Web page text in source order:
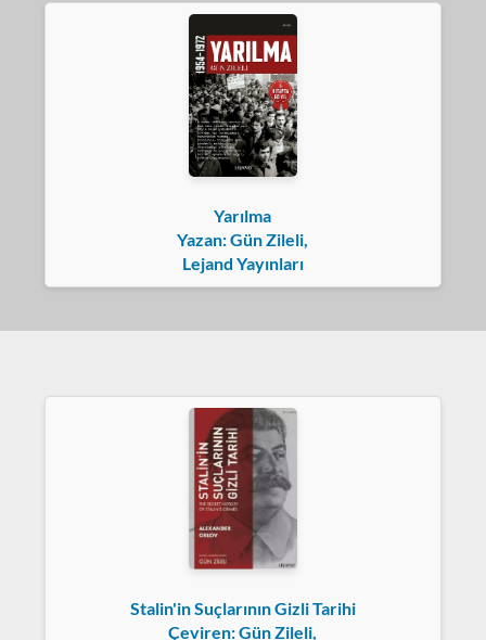
Yarılma
Yazan: Gün Zileli,
Lejand Yayınları
Stalin'in Suçlarının Gizli Tarihi
Çeviren: Gün Zileli,